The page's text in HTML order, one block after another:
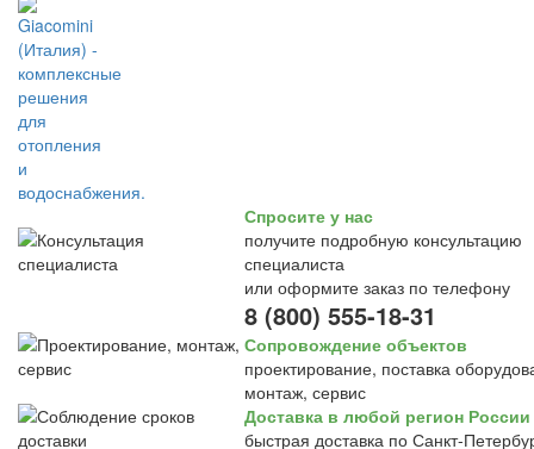
Спросите у нас
получите подробную консультацию
специалиста
или оформите заказ по телефону
8 (800) 555-18-31
Сопровождение объектов
проектирование, поставка
монтаж, сервис
Доставка в любой регион России
быстрая доставка по Санкт-